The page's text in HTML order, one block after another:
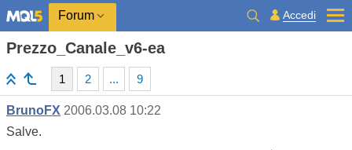
Forum Accedi
Prezzo_Canale_v6-ea
1 2 ... 9
BrunoFX 2006.03.08 10:22
Salve.